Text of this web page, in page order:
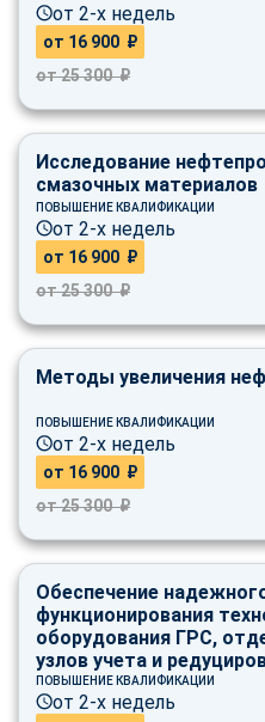
от 2-х недель
от 16 900 ₽
от 25 300 ₽
Исследование
смазочных материалов
ПОВЫШЕНИЕ КВАЛИФИКАЦИИ
от 2-х недель
от 16 900 ₽
от 25 300 ₽
Методы увеличения
ПОВЫШЕНИЕ КВАЛИФИКАЦИИ
от 2-х недель
от 16 900 ₽
от 25 300 ₽
Обеспечение
функционирования
оборудования ГРС,
узлов учета и
ПОВЫШЕНИЕ КВАЛИФИКАЦИИ
от 2-х недель